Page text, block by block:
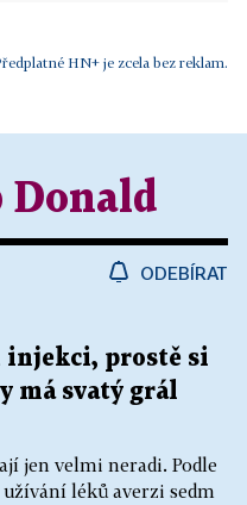
HN+ je zcela bez reklam.
Donald
ODEBÍRAT
injekci, prostě si
má svatý grál
jen velmi neradi. Podle
léků averzi sedm